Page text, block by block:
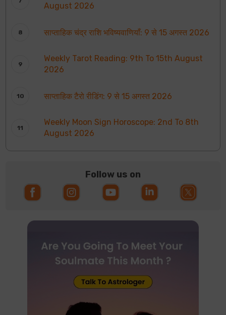
August 2026
साप्ताहिक चंद्र राशि भविष्यवाणियाँ: 9 से 15 अगस्त 2026
Weekly Tarot Reading: 9th To 15th August
2026
साप्ताहिक टैरो रीडिंग: 9 से 15 अगस्त 2026
Weekly Moon Sign Horoscope: 2nd To 8th
August 2026
Follow us on